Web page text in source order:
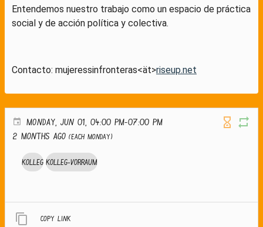
Entendemos nuestro trabajo como un espacio de práctica
social y de acción política y colectiva.
Contacto: mujeressinfronteras<ät>riseup.net
MONDAY, JUN 01, 04:00 PM-07:00 PM
2 months ago (Each Monday)
Kolleg Kolleg-Vorraum
Copy link